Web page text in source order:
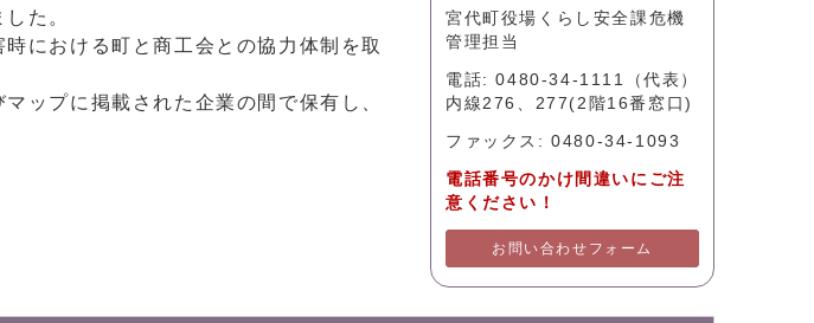
た。
における町と商工会との協力体制を取
ップに掲載された企業の間で保有し、
宮代町役場くらし安全課危機
管理担当
電話: 0480-34-1111（代表）
内線276、277(2階16番窓口)
ファックス: 0480-34-1093
電話番号のかけ間違いにご注
意ください！
お問い合わせフォーム